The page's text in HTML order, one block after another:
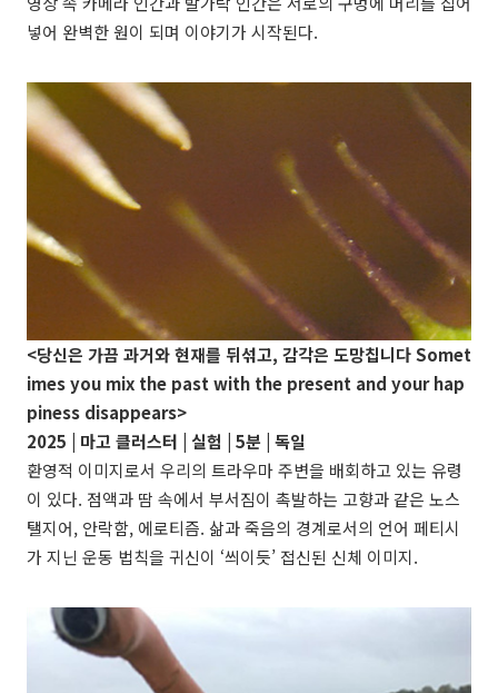
넣어 완벽한 원이 되며 이야기가 시작된다.
<당신은 가끔 과거와 현재를 뒤섞고, 감각은 도망칩니다Somet
imes you mix the past with the present and your hap
piness disappears>
2025 | 마고 클러스터 | 실험 | 5분 | 독일
환영적 이미지로서 우리의 트라우마 주변을 배회하고 있는 유령
이 있다. 점액과 땀 속에서 부서짐이 촉발하는 고향과 같은 노스
탤지어, 안락함, 에로티즘. 삶과 죽음의 경계로서의 언어 페티시
가 지닌 운동 법칙을 귀신이 ‘씌이듯’ 접신된 신체 이미지.